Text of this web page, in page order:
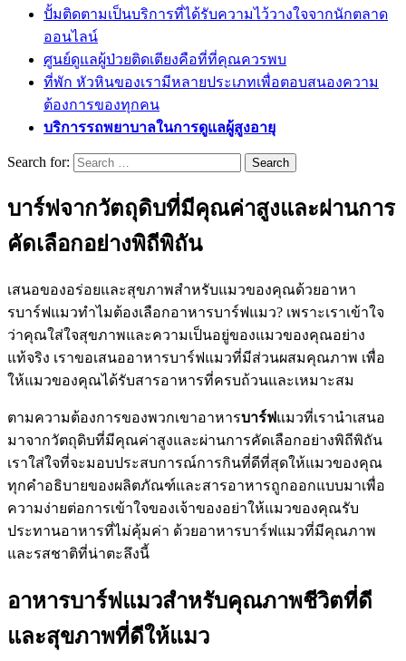
ปั้มติดตามเป็นบริการที่ได้รับความไว้วางใจจากนักตลาด
ออนไลน์
ศูนย์ดูแลผู้ป่วยติดเตียงคือที่ที่คุณควรพบ
ที่พัก หัวหินของเรามีหลายประเภทเพื่อตอบสนองความ
ต้องการของทุกคน
บริการรถพยาบาลในการดูแลผู้สูงอายุ
Search for:
บาร์ฟจากวัตถุดิบที่มีคุณค่าสูงและผ่านการ
คัดเลือกอย่างพิถีพิถัน
เสนอของอร่อยและสุขภาพสำหรับแมวของคุณด้วยอาหา
รบาร์ฟแมวทำไมต้องเลือกอาหารบาร์ฟแมว? เพราะเราเข้าใจ
ว่าคุณใส่ใจสุขภาพและความเป็นอยู่ของแมวของคุณอย่าง
แท้จริง เราขอเสนออาหารบาร์ฟแมวที่มีส่วนผสมคุณภาพ เพื่อ
ให้แมวของคุณได้รับสารอาหารที่ครบถ้วนและเหมาะสม
ตามความต้องการของพวกเขาอาหารบาร์ฟแมวที่เรานำเสนอ
มาจากวัตถุดิบที่มีคุณค่าสูงและผ่านการคัดเลือกอย่างพิถีพิถัน
เราใส่ใจที่จะมอบประสบการณ์การกินที่ดีที่สุดให้แมวของคุณ
ทุกคำอธิบายของผลิตภัณฑ์และสารอาหารถูกออกแบบมาเพื่อ
ความง่ายต่อการเข้าใจของเจ้าของอย่าให้แมวของคุณรับ
ประทานอาหารที่ไม่คุ้มค่า ด้วยอาหารบาร์ฟแมวที่มีคุณภาพ
และรสชาติที่น่าตะลึงนี้
อาหารบาร์ฟแมวสำหรับคุณภาพชีวิตที่ดี
และสุขภาพที่ดีให้แมว